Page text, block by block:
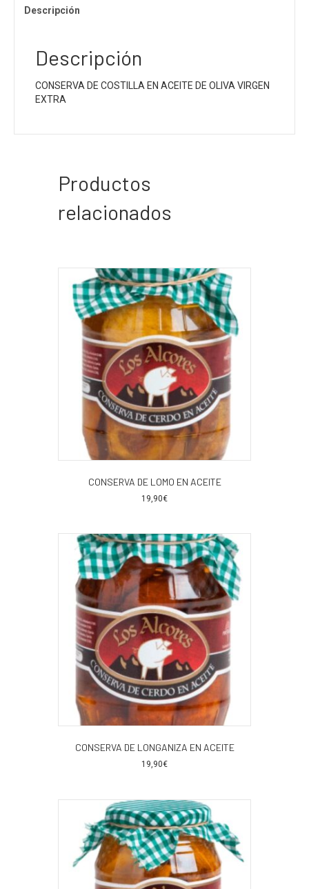
Descripción
Descripción
CONSERVA DE COSTILLA EN ACEITE DE OLIVA VIRGEN
EXTRA
Productos
relacionados
CONSERVA DE LOMO EN ACEITE
19,90€
CONSERVA DE LONGANIZA EN ACEITE
19,90€